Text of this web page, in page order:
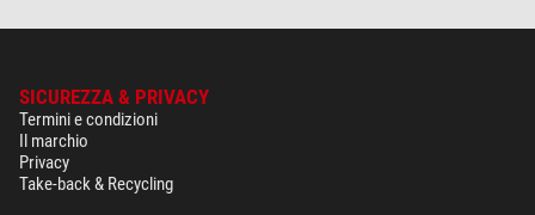
SICUREZZA & PRIVACY
Termini e condizioni
Il marchio
Privacy
Take-back & Recycling